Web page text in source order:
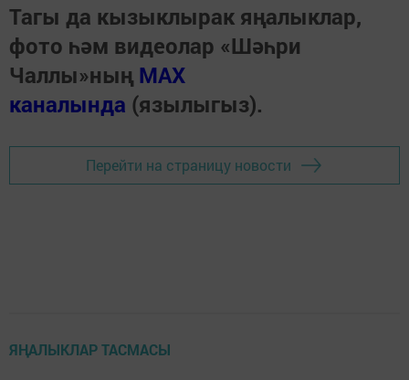
Тагы да кызыклырак яңалыклар,
фото һәм видеолар «Шәһри
Чаллы»ның MAX
каналында (язылыгыз).
Перейти на страницу новости
ЯҢАЛЫКЛАР ТАСМАСЫ